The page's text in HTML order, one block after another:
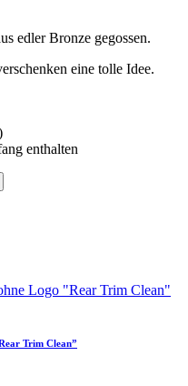
edler Bronze gegossen.
eine tolle Idee.
enthalten
Trim Clean”